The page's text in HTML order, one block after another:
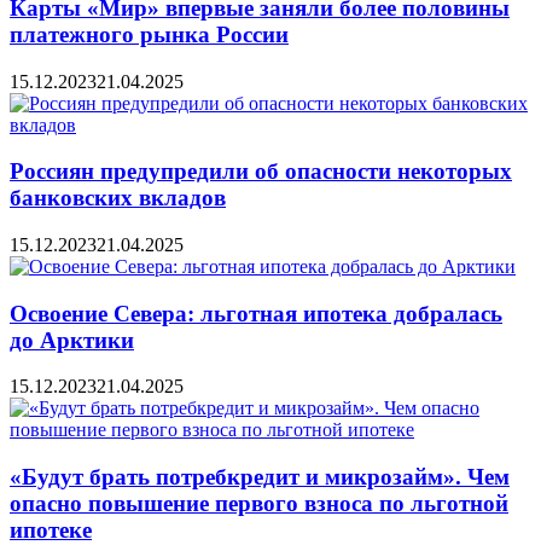
Карты «Мир» впервые заняли более половины
платежного рынка России
15.12.202321.04.2025
Россиян предупредили об опасности некоторых
банковских вкладов
15.12.202321.04.2025
Освоение Севера: льготная ипотека добралась
до Арктики
15.12.202321.04.2025
«Будут брать потребкредит и микрозайм». Чем
опасно повышение первого взноса по льготной
ипотеке